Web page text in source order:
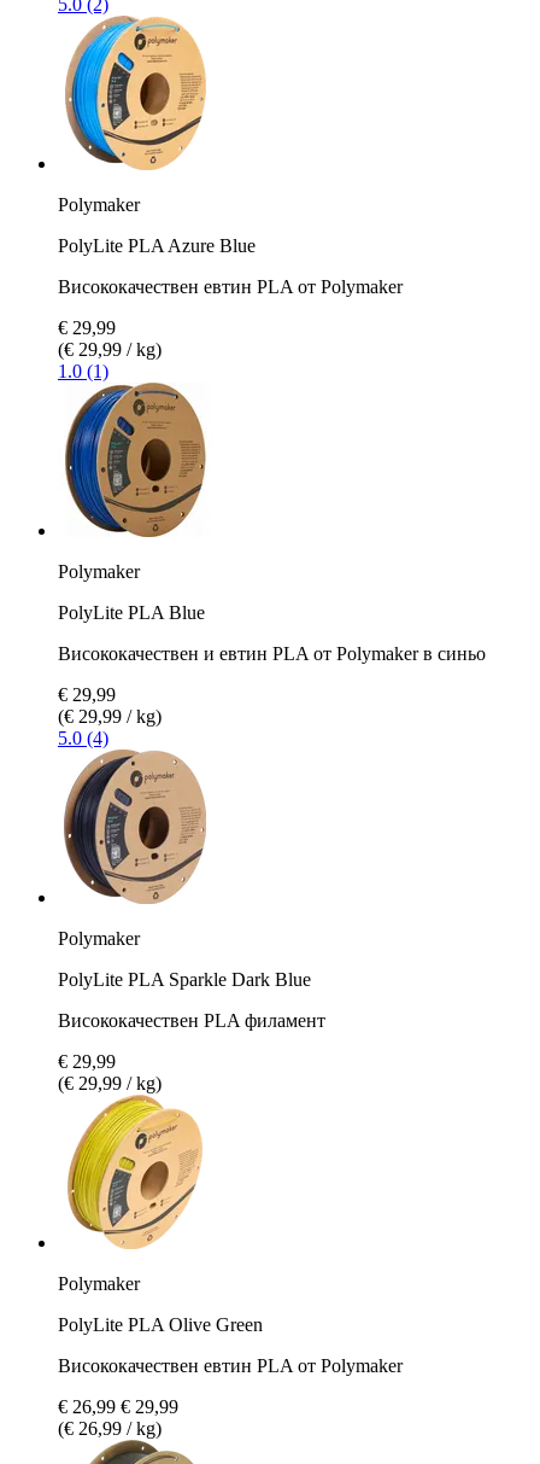
Polymaker
PolyLite PLA Azure Blue
Висококачествен евтин PLA от Polymaker
€ 29,99
(€ 29,99 / kg)
1.0 (1)
Polymaker
PolyLite PLA Blue
Висококачествен и евтин PLA от Polymaker в синьо
€ 29,99
(€ 29,99 / kg)
5.0 (4)
Polymaker
PolyLite PLA Sparkle Dark Blue
Висококачествен PLA филамент
€ 29,99
(€ 29,99 / kg)
Polymaker
PolyLite PLA Olive Green
Висококачествен евтин PLA от Polymaker
€ 26,99 € 29,99
(€ 26,99 / kg)